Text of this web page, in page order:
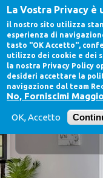
La Vostra Privacy
il nostro sito utilizza
esperienza di
tasto "OK Accetto",
utilizzo dei cookie e dei
la nostra Privacy Policy
desideri accettare la
navigazione dal team
No, Forniscimi
OK, Accetto
Salta al contenuto
Trova
scegli tra le